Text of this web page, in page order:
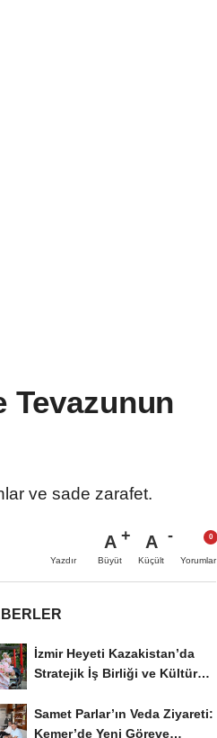
Tevazunun
ve sade zarafet.
Yazdır
A
Büyüt
A
Küçült Yorumlar
İzmir Heyeti Kazakistan’da
Stratejik İş Birliği ve Kültürel
Samet Parlar’ın Veda Ziyareti:
Kemer’de Yeni Göreve